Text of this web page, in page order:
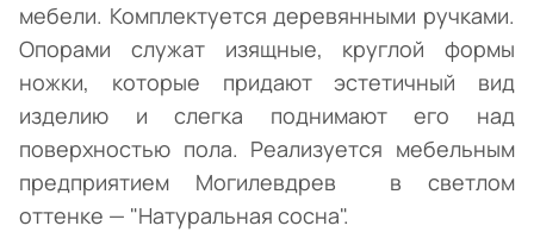
мебели. Комплектуется деревянными ручками.
Опорами служат изящные, круглой формы
ножки, которые придают эстетичный вид
изделию и слегка поднимают его над
поверхностью пола. Реализуется мебельным
предприятием Могилевдрев в светлом
оттенке — "Натуральная сосна".